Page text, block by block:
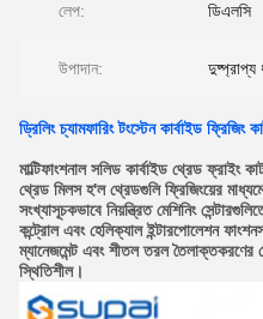
লেপ: ডিএলসি
উপাদান: দুষ্প্রাপ্য
ড্রিলিং চ্যামফারিং টংস্টেন কার্বাইড
মাল্টিফাংশনাল সলিড কার্বাইড থ্রেড ফ্রাইং
থ্রেড মিলস হ'ল থ্রেডগুলি ফ্রিজিংয়ের
সংখ্যাসূচকভাবে নিয়ন্ত্রিত মেশিনিং
কন্ট্রোল এবং হেলিক্যাল ইন্টারপোলেশন
ম্যানেজমেন্ট এবং শীতল তরল তৈলাক্তকরণের
স্থিতিশীল।